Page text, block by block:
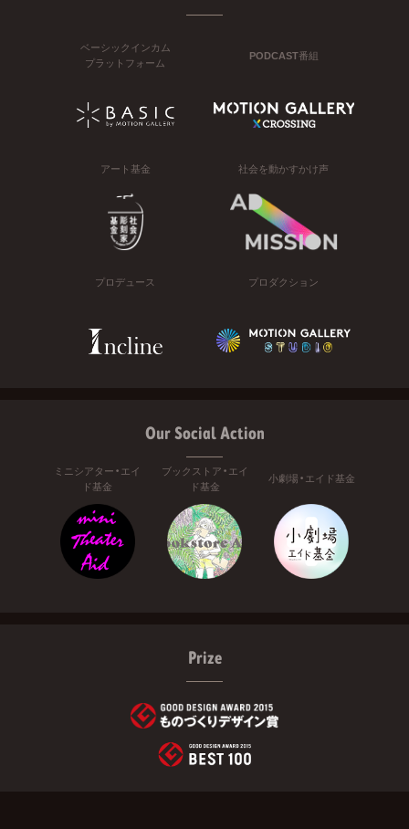
ベーシックインカム
プラットフォーム
PODCAST番組
アート基金 社会を動かすかけ声
プロデュース プロダクション
Our Social Action
ミニシアター・エイ
ド基金
ブックストア・エイ
ド基金
小劇場・エイド基金
Prize